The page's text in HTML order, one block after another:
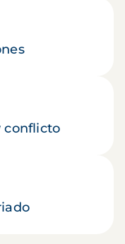
conflicto